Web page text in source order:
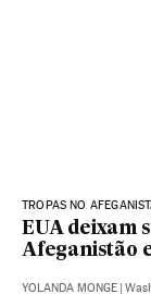
TROPAS NO
EUA deixam
Afeganistão
YOLANDA MONGE